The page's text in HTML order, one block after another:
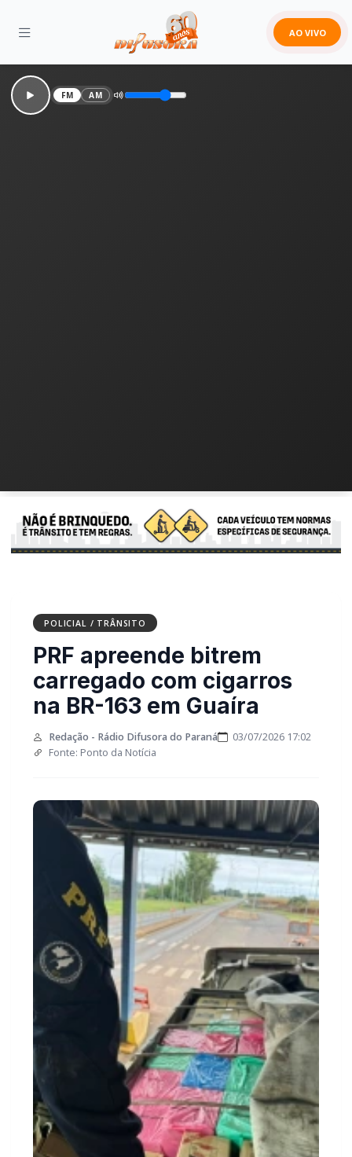
AO VIVO
FM AM
POLICIAL / TRÂNSITO
PRF apreende bitrem
carregado com cigarros
na BR-163 em Guaíra
Redação - Rádio Difusora do Paraná
03/07/2026 17:02
Fonte: Ponto da Notícia